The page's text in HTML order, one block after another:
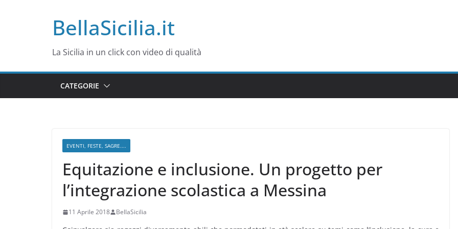
BellaSicilia.it
La Sicilia in un click con video di qualità
CATEGORIE
EVENTI, FESTE, SAGRE....
Equitazione e inclusione. Un progetto per
l’integrazione scolastica a Messina
11 Aprile 2018 BellaSicilia